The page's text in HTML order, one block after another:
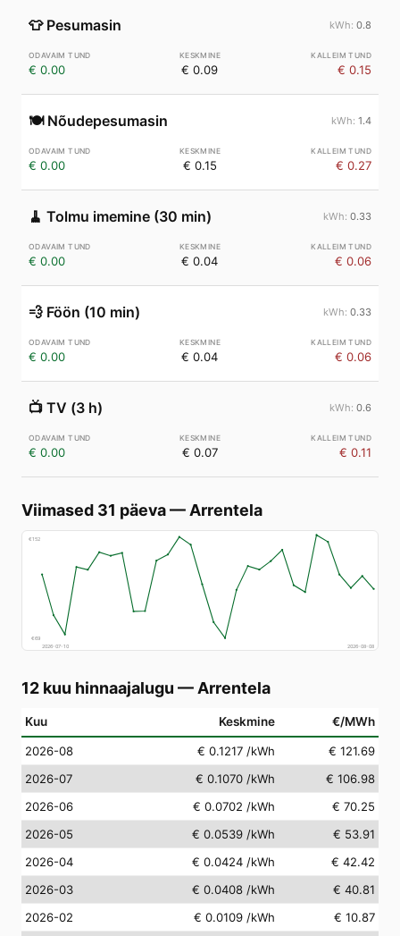
👕 Pesumasin 0.8
€ 0.00 € 0.09 € 0.15
🍽️ Nõudepesumasin 1.4
€ 0.00 € 0.15 € 0.27
🧹 Tolmu imemine (30 min) 0.33
€ 0.00 € 0.04 € 0.06
💨 Föön (10 min) 0.33
€ 0.00 € 0.04 € 0.06
📺 TV (3 h) 0.6
€ 0.00 € 0.07 € 0.11
Viimased 31 päeva— Arrentela
€152
€69
2026-07-10
2026-08-08
12 kuu hinnaajalugu — Arrentela
Kuu Keskmine €/MWh
2026-08 € 0.1217 /kWh
€ 121.69
2026-07
€ 0.1070 /kWh
€ 106.98
2026-06
€ 0.0702 /kWh
€ 70.25
2026-05
€ 0.0539 /kWh
€ 53.91
2026-04
€ 0.0424 /kWh
€ 42.42
2026-03
€ 0.0408 /kWh
€ 40.81
2026-02
€ 0.0109 /kWh
€ 10.87